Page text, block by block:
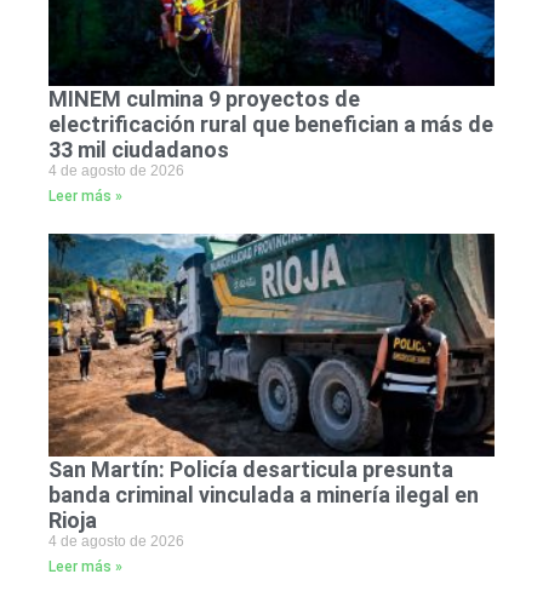
MINEM culmina 9 proyectos de
electrificación rural que benefician a más de
33 mil ciudadanos
4 de agosto de 2026
Leer más »
San Martín: Policía desarticula presunta
banda criminal vinculada a minería ilegal en
Rioja
4 de agosto de 2026
Leer más »